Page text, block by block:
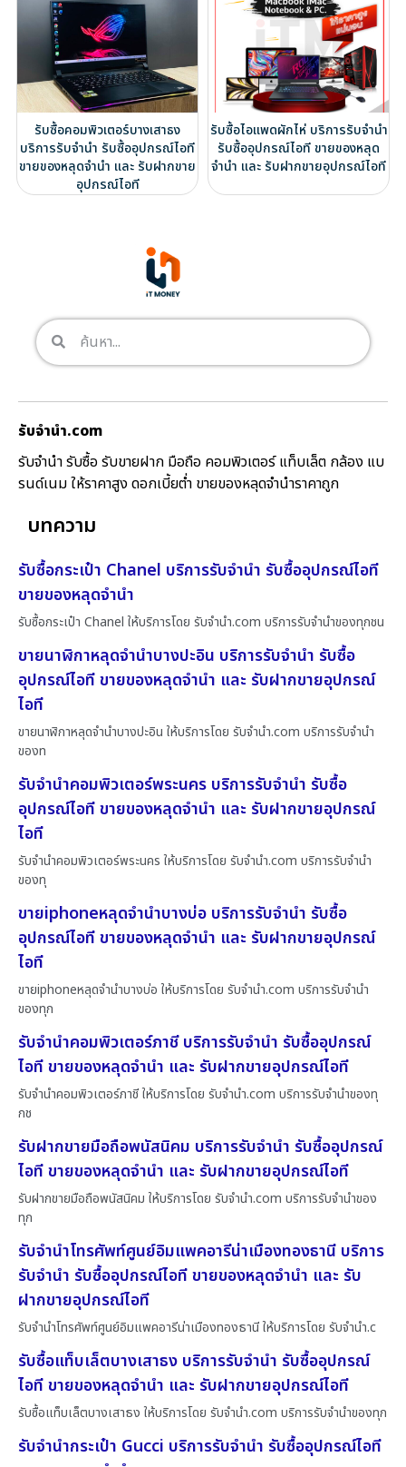
รับซื้อคอมพิวเตอร์บางเสาธง
บริการรับจำนำ รับซื้ออุปกรณ์ไอที
ขายของหลุดจำนำ และ รับฝากขาย
อุปกรณ์ไอที
รับซื้อไอแพดผักไห่ บริการรับจำนำ
รับซื้ออุปกรณ์ไอที ขายของหลุด
จำนำ และ รับฝากขายอุปกรณ์ไอที
รับจํานํา.com
รับจำนำ รับซื้อ รับขายฝาก มือถือ คอมพิวเตอร์ แท็บเล็ต กล้อง แบ
รนด์เนม ให้ราคาสูง ดอกเบี้ยต่ำ ขายของหลุดจำนำราคาถูก
บทความ
รับซื้อกระเป๋า Chanel บริการรับจำนำ รับซื้ออุปกรณ์ไอที
ขายของหลุดจำนำ
รับซื้อกระเป๋า Chanel ให้บริการโดย รับจํานํา.com บริการรับจำนำของทุกชน
ขายนาฬิกาหลุดจำนำบางปะอิน บริการรับจำนำ รับซื้อ
อุปกรณ์ไอที ขายของหลุดจำนำ และ รับฝากขายอุปกรณ์
ไอที
ขายนาฬิกาหลุดจำนำบางปะอิน ให้บริการโดย รับจํานํา.com บริการรับจำนำ
ของท
รับจำนำคอมพิวเตอร์พระนคร บริการรับจำนำ รับซื้อ
อุปกรณ์ไอที ขายของหลุดจำนำ และ รับฝากขายอุปกรณ์
ไอที
รับจำนำคอมพิวเตอร์พระนคร ให้บริการโดย รับจํานํา.com บริการรับจำนำ
ของทุ
ขายiphoneหลุดจำนำบางบ่อ บริการรับจำนำ รับซื้อ
อุปกรณ์ไอที ขายของหลุดจำนำ และ รับฝากขายอุปกรณ์
ไอที
ขายiphoneหลุดจำนำบางบ่อ ให้บริการโดย รับจํานํา.com บริการรับจำนำ
ของทุก
รับจำนำคอมพิวเตอร์ภาชี บริการรับจำนำ รับซื้ออุปกรณ์
ไอที ขายของหลุดจำนำ และ รับฝากขายอุปกรณ์ไอที
รับจำนำคอมพิวเตอร์ภาชี ให้บริการโดย รับจํานํา.com บริการรับจำนำของทุ
กช
รับฝากขายมือถือพนัสนิคม บริการรับจำนำ รับซื้ออุปกรณ์
ไอที ขายของหลุดจำนำ และ รับฝากขายอุปกรณ์ไอที
รับฝากขายมือถือพนัสนิคม ให้บริการโดย รับจํานํา.com บริการรับจำนำของ
ทุก
รับจำนำโทรศัพท์ศูนย์อิมแพคอารีน่าเมืองทองธานี บริการ
รับจำนำ รับซื้ออุปกรณ์ไอที ขายของหลุดจำนำ และ รับ
ฝากขายอุปกรณ์ไอที
รับจำนำโทรศัพท์ศูนย์อิมแพคอารีน่าเมืองทองธานี ให้บริการโดย รับจํานํา.c
รับซื้อแท็บเล็ตบางเสาธง บริการรับจำนำ รับซื้ออุปกรณ์
ไอที ขายของหลุดจำนำ และ รับฝากขายอุปกรณ์ไอที
รับซื้อแท็บเล็ตบางเสาธง ให้บริการโดย รับจํานํา.com บริการรับจำนำของทุก
รับจำนำกระเป๋า Gucci บริการรับจำนำ รับซื้ออุปกรณ์ไอที